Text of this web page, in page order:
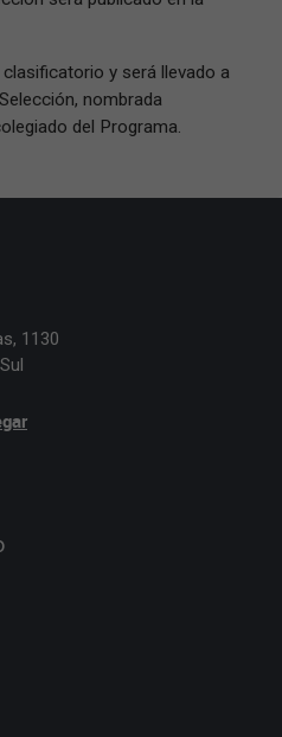
y será llevado a
nombrada
del Programa.
1130